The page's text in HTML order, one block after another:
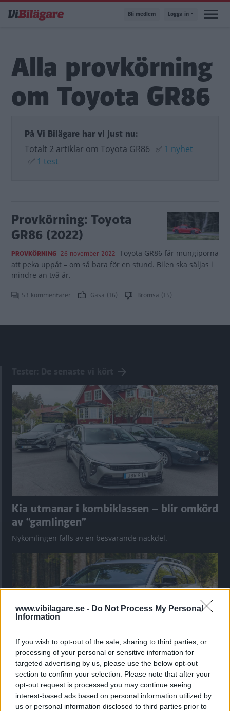
www.vibilagare.se - Do Not Process My Personal
Information
If you wish to opt-out of the sale, sharing to third parties, or
processing of your personal or sensitive information for
targeted advertising by us, please use the below opt-out
section to confirm your selection. Please note that after your
opt-out request is processed you may continue seeing
interest-based ads based on personal information utilized by
us or personal information disclosed to third parties prior to
till
Bli medlem Logga in
Alla provkörning
om Toyota GR86
På Vi Bilägare har vi just nu:
Totalt 2 artiklar om Toyota GR86 ✅ 1 nyhet
✅ 1 test
Provkörning: Toyota
GR86 (2022)
PROVKÖRNING 26 november 2022 Toyota GR86 får mungiporna
att peka uppåt – om så bara för en stund. Bilen ska säljas i
mindre än två år.
53 kommentarer Gasa (16) Bromsa (15)
Kia utmanar i kombiklassen – blir omkörd
av ”gamlingen”
Nykomlingen fälls av en besvärande nackdel.
”God chans att bli ny favorit”
Utbudet av terrängdugliga kombibilar har krympt men fylls
nu på av eldrivna Toyota bZ4X Touring. Vi provkör.